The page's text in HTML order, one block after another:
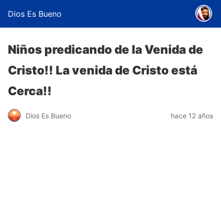
Dios Es Bueno
Niños predicando de la Venida de
Cristo!! La venida de Cristo está
Cerca!!
Dios Es Bueno hace 12 años